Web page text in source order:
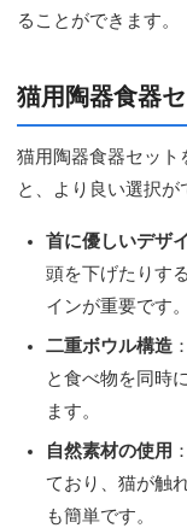
ることができます。
猫用陶器食器
猫用陶器食器セット
と、より良い選択が
首に優しいデザ
頭を下げたりす
インが重要です。
二重ボウル構造
と食べ物を同時
ます。
自然素材の使用
ており、猫が触
も簡単です。